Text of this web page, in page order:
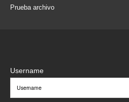
Prueba archivo
Username